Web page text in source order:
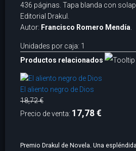
436 páginas. Tapa blanda con
Editorial Drakul.
Autor: Francisco Romero Mendía
Unidades por caja: 1
Productos relacionados
El aliento negro de Dios
18,72 €
Precio de venta: 17,78 €
Premio Drakul de Novela. Una